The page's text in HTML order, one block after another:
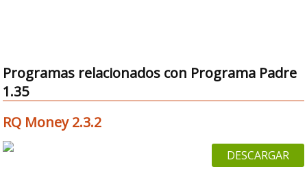
Programas relacionados con Programa Padre
1.35
RQ Money 2.3.2
DESCARGAR